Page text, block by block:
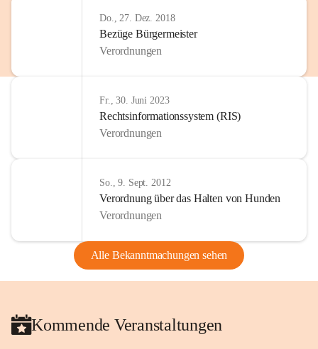
Do., 27. Dez. 2018
Bezüge Bürgermeister
Verordnungen
Fr., 30. Juni 2023
Rechtsinformationssystem (RIS)
Verordnungen
So., 9. Sept. 2012
Verordnung über das Halten von Hunden
Verordnungen
Alle Bekanntmachungen sehen
Kommende Veranstaltungen